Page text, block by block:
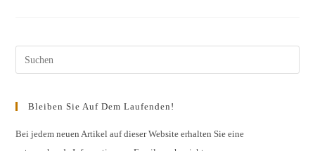
Des
25.
August
In
Bleiben Sie Auf Dem Laufenden!
Bei jedem neuen Artikel auf dieser Website erhalten Sie eine